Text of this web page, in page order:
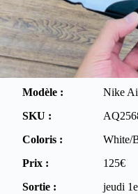
Modèle :
Nike
SKU :
Coloris :
White/
Prix :
125€
Sortie :
jeudi